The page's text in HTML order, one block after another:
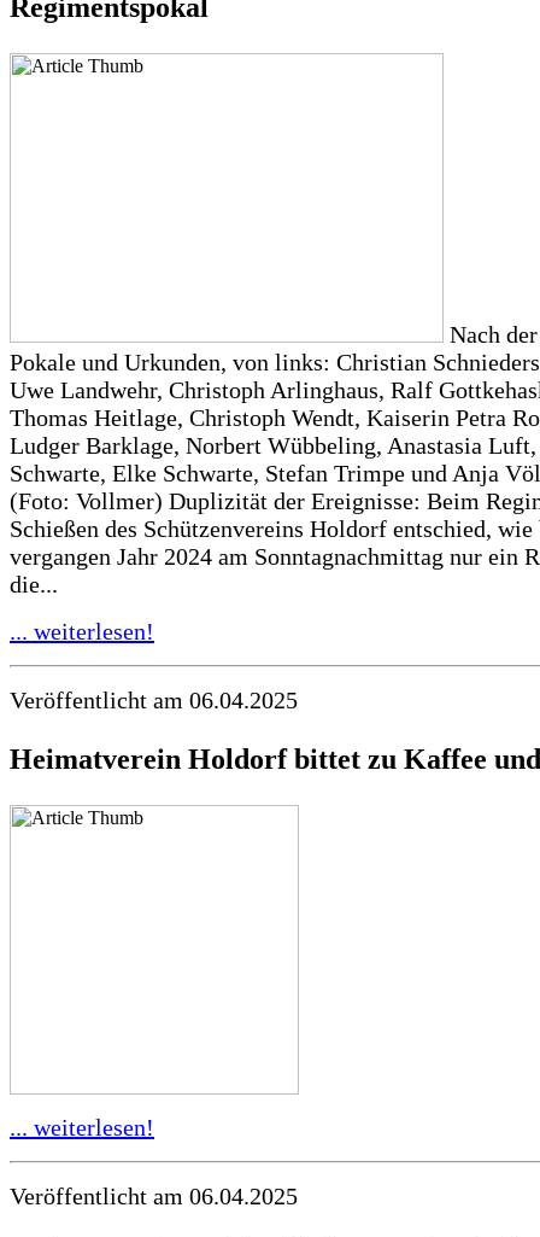
Regimentspokal
Nach
Pokale und Urkunden, von links: Christian
Uwe Landwehr, Christoph Arlinghaus, Ralf
Thomas Heitlage, Christoph Wendt, Kaiserin Petra
Ludger Barklage, Norbert Wübbeling, Anastasia
Schwarte, Elke Schwarte, Stefan Trimpe und Anja
(Foto: Vollmer) Duplizität der Ereignisse: Beim
Schießen des Schützenvereins Holdorf entschied,
vergangen Jahr 2024 am Sonntagnachmittag nur ein
die...
... weiterlesen!
Veröffentlicht am 06.04.2025
Heimatverein Holdorf bittet zu Kaffee
... weiterlesen!
Veröffentlicht am 06.04.2025